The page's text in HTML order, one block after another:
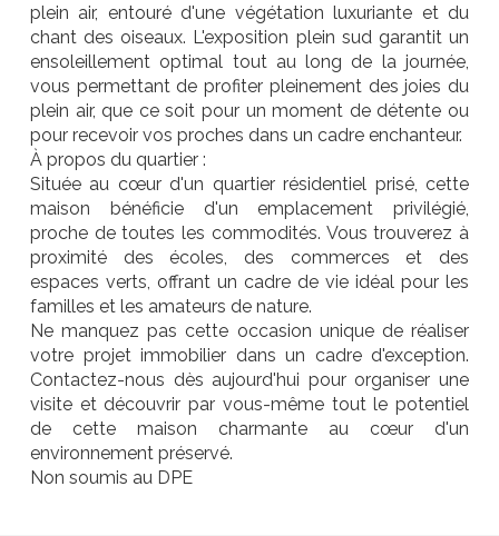
plein air, entouré d'une végétation luxuriante et du
chant des oiseaux. L'exposition plein sud garantit un
ensoleillement optimal tout au long de la journée,
vous permettant de profiter pleinement des joies du
plein air, que ce soit pour un moment de détente ou
pour recevoir vos proches dans un cadre enchanteur.
À propos du quartier :
Située au cœur d'un quartier résidentiel prisé, cette
maison bénéficie d'un emplacement privilégié,
proche de toutes les commodités. Vous trouverez à
proximité des écoles, des commerces et des
espaces verts, offrant un cadre de vie idéal pour les
familles et les amateurs de nature.
Ne manquez pas cette occasion unique de réaliser
votre projet immobilier dans un cadre d'exception.
Contactez-nous dès aujourd'hui pour organiser une
visite et découvrir par vous-même tout le potentiel
de cette maison charmante au cœur d'un
environnement préservé.
Non soumis au DPE